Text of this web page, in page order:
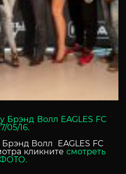
Волл EAGLES FC
кликнитесмотреть